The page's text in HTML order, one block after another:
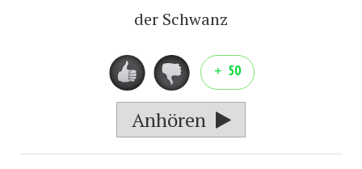
der Schwanz
50
Anhören